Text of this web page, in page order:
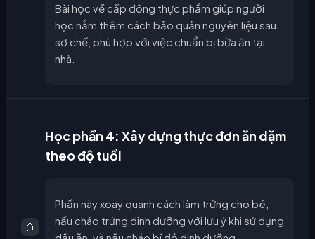
Bài học về cấp đông thực phẩm giúp người
học nắm thêm cách bảo quản nguyên liệu sau
sơ chế, phù hợp với việc chuẩn bị bữa ăn tại
nhà.
🥚
Học phần 4: Xây dựng thực đơn ăn dặm
theo độ tuổi
Phần này xoay quanh cách làm trứng cho bé,
nấu cháo trứng dinh dưỡng với lưu ý khi sử dụng